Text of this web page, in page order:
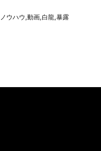
ウハウ,動画,白龍,暴露